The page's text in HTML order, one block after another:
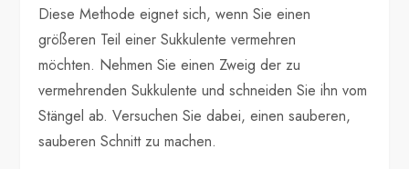
Diese Methode eignet sich, wenn Sie einen
größeren Teil einer Sukkulente vermehren
möchten. Nehmen Sie einen Zweig der zu
vermehrenden Sukkulente und schneiden Sie ihn vom
Stängel ab. Versuchen Sie dabei, einen sauberen,
sauberen Schnitt zu machen.